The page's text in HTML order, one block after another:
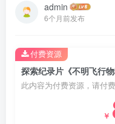
admin
6个月前发布
此内容为付费资源，请付
￥
付费资源